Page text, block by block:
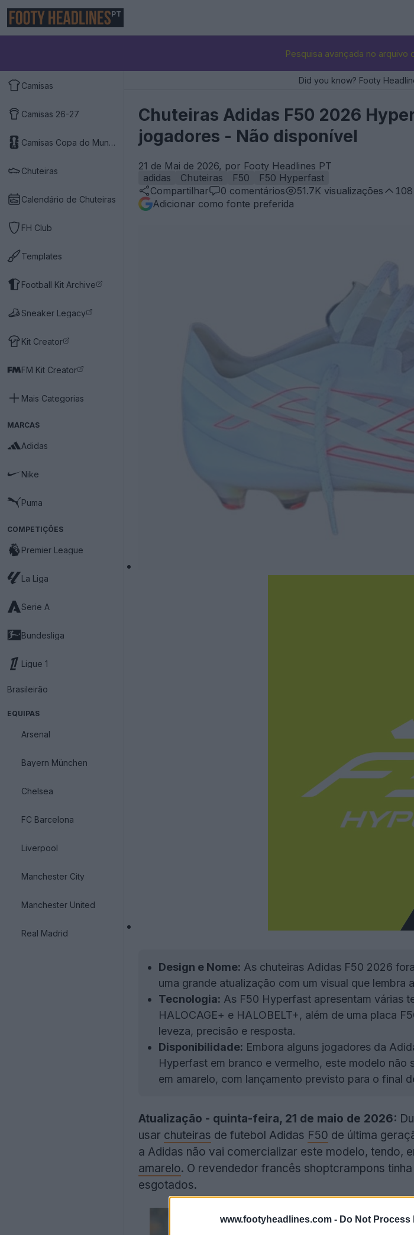
www.footyheadlines.com - Do Not
PT
Pesquisa avançada no arquivo
Camisas
Camisas 26-27
Camisas Copa do Mundo 2026
Chuteiras
Calendário de Chuteiras
FH Club
Templates
Football Kit Archive
Sneaker Legacy
Kit Creator
FM Kit Creator
Mais Categorias
MARCAS
Adidas
Nike
Puma
COMPETIÇÕES
Premier League
La Liga
Serie A
Bundesliga
Ligue 1
Brasileirão
EQUIPAS
Arsenal
Bayern München
Chelsea
FC Barcelona
Liverpool
Manchester City
Manchester United
Real Madrid
Did you know? Footy
Chuteiras Adidas F50 2026
jogadores - Não disponível
21 de Mai de 2026, por Footy Headlines PT
adidas
Chuteiras F50
F50 Hyperfast
Compartilhar
0 comentários 51.7K visualizações 108
Adicionar como fonte preferida
Design e Nome: As chuteiras Adidas F50 2026
uma grande atualização com um visual que lembra
Tecnologia: As F50 Hyperfast apresentam várias
HALOCAGE+ e HALOBELT+, além de uma placa
leveza, precisão e resposta.
Disponibilidade: Embora alguns jogadores da
Hyperfast em branco e vermelho, este modelo
em amarelo, com lançamento previsto para o final
Atualização - quinta-feira, 21 de maio de 2026:
usar chuteiras de futebol Adidas F50 de última
a Adidas não vai comercializar este modelo, tendo,
amarelo. O revendedor francês shoptcrampons
esgotados.